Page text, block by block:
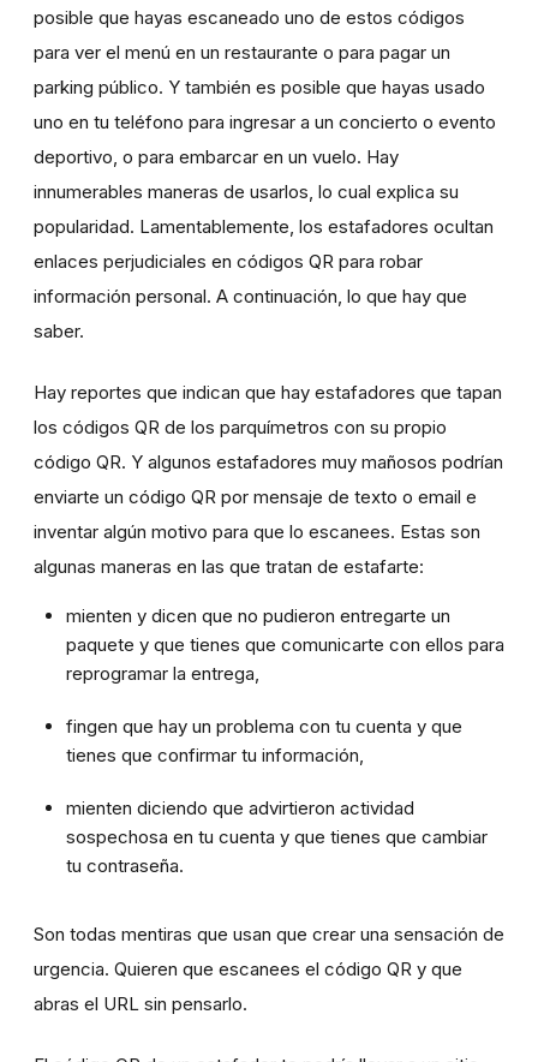
posible que hayas escaneado uno de estos códigos
para ver el menú en un restaurante o para pagar un
parking público. Y también es posible que hayas usado
uno en tu teléfono para ingresar a un concierto o evento
deportivo, o para embarcar en un vuelo. Hay
innumerables maneras de usarlos, lo cual explica su
popularidad. Lamentablemente, los estafadores ocultan
enlaces perjudiciales en códigos QR para robar
información personal. A continuación, lo que hay que
saber.
Hay reportes que indican que hay estafadores que tapan
los códigos QR de los parquímetros con su propio
código QR. Y algunos estafadores muy mañosos podrían
enviarte un código QR por mensaje de texto o email e
inventar algún motivo para que lo escanees. Estas son
algunas maneras en las que tratan de estafarte:
mienten y dicen que no pudieron entregarte un
paquete y que tienes que comunicarte con ellos para
reprogramar la entrega,
fingen que hay un problema con tu cuenta y que
tienes que confirmar tu información,
mienten diciendo que advirtieron actividad
sospechosa en tu cuenta y que tienes que cambiar
tu contraseña.
Son todas mentiras que usan que crear una sensación de
urgencia. Quieren que escanees el código QR y que
abras el URL sin pensarlo.